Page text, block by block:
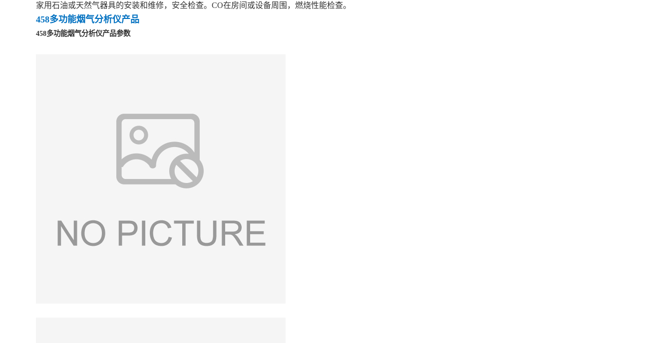
家用石油或天然气器具的安装和维修，安全检查。CO在房间或设备周围，燃烧性能检查。
458多功能烟气分析仪产品
458多功能烟气分析仪产品参数